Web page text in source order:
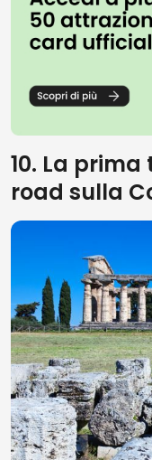
10. La
road sulla